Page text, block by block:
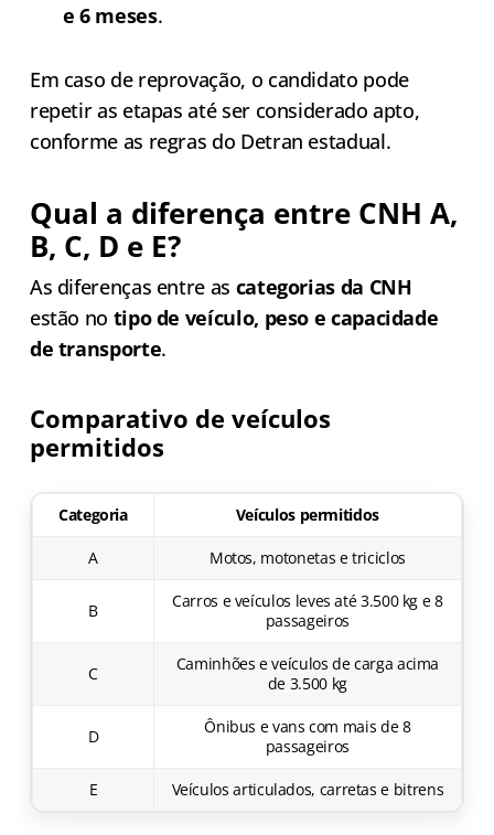
e 6 meses.
Em caso de reprovação, o candidato pode
repetir as etapas até ser considerado apto,
conforme as regras do Detran estadual.
Qual a diferença entre CNH A,
B, C, D e E?
As diferenças entre as categorias da CNH
estão no tipo de veículo, peso e capacidade
de transporte.
Comparativo de veículos
permitidos
Categoria Veículos permitidos
A Motos, motonetas e triciclos
B
Carros e veículos leves até 3.500 kg e 8
passageiros
C
Caminhões e veículos de carga acima
de 3.500 kg
D
Ônibus e vans com mais de 8
passageiros
E Veículos articulados, carretas e bitrens